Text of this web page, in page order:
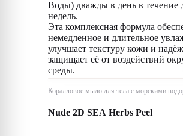
Воды) дважды в день в течение
недель.
Эта комплексная формула
немедленное и длительное
улучшает текстуру кожи и
защищает её от воздействий
среды.
Коралловое мыло для тела с морскими
Nude 2D SEA Herbs Peel